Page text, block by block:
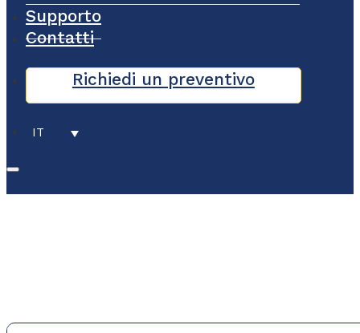
Supporto
Contatti
Richiedi un preventivo
IT